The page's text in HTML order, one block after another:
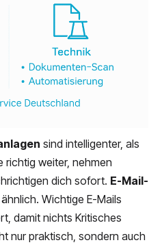
sind intelligenter, als
richtig weiter, nehmen
dich sofort. E-Mail-
Wichtige E-Mails
damit nichts Kritisches
nur praktisch, sondern auch